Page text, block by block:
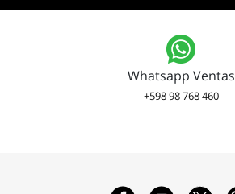
Whatsapp Ventas
+598 98 768 460